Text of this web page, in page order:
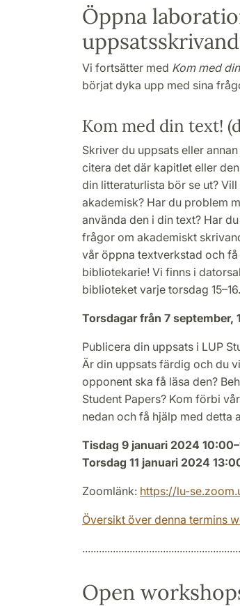
Öppna
Vi fortsätter med Kom med
börjat dyka upp med sina
Kom med din text!
Skriver du uppsats eller
citera det där kapitlet eller
din litteraturlista bör se ut?
akademisk? Har du problem
använda den i din text? Har
frågor om akademiskt
vår öppna textverkstad och
bibliotekarie! Vi finns i
biblioteket varje torsdag 15–16.
Torsdagar från 7 september,
Publicera din uppsats i LUP
Är din uppsats färdig och du
opponent ska få läsa den?
Student Papers? Kom förbi
nedan och få hjälp med detta
Tisdag 9 januari 2024
Torsdag 11 januari 2024
Zoomlänk: https://lu-
Översikt över denna termins
Open